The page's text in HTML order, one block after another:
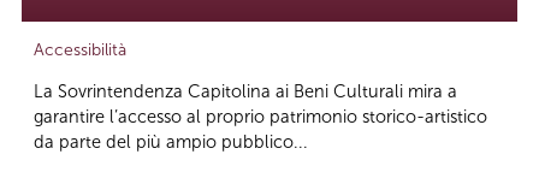
Accessibilità
La Sovrintendenza Capitolina ai Beni Culturali mira a
garantire l’accesso al proprio patrimonio storico-artistico
da parte del più ampio pubblico...